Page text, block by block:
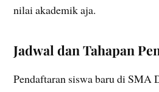
nilai akademik aja.
Jadwal dan Tahapan
Pendaftaran siswa baru di SMA